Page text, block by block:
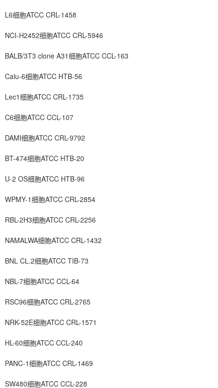
L6细胞ATCC CRL-1458
NCI-H2452细胞ATCC CRL-5946
BALB/3T3 clone A31细胞ATCC CCL-163
Calu-6细胞ATCC HTB-56
Lec1细胞ATCC CRL-1735
C6细胞ATCC CCL-107
DAMI细胞ATCC CRL-9792
BT-474细胞ATCC HTB-20
U-2 OS细胞ATCC HTB-96
WPMY-1细胞ATCC CRL-2854
RBL-2H3细胞ATCC CRL-2256
NAMALWA细胞ATCC CRL-1432
BNL CL.2细胞ATCC TIB-73
NBL-7细胞ATCC CCL-64
RSC96细胞ATCC CRL-2765
NRK-52E细胞ATCC CRL-1571
HL-60细胞ATCC CCL-240
PANC-1细胞ATCC CRL-1469
SW480细胞ATCC CCL-228